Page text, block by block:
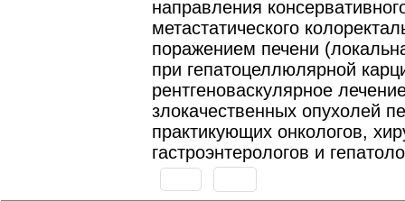
направления
метастатического
поражением печени
при гепатоцеллюлярной
рентгеноваскулярное
злокачественных опухолей
практикующих онкологов,
гастроэнтерологов и